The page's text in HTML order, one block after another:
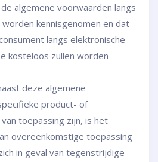
algemene voorwaarden langs
kennisgenomen en dat
langs elektronische
kosteloos zullen worden
deze algemene
product- of
toepassing zijn, is het
overeenkomstige toepassing
in geval van tegenstrijdige